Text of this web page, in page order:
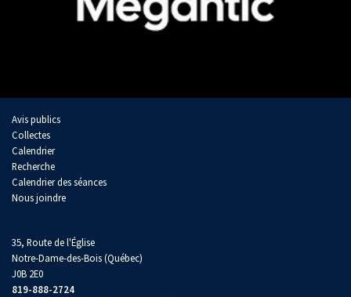
Avis publics
Collectes
Calendrier
Recherche
Calendrier des séances
Nous joindre
35, Route de l'Église
Notre-Dame-des-Bois (Québec)
J0B 2E0
819-888-2724